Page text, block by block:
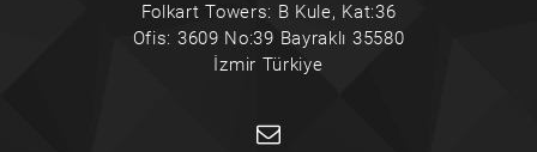
Folkart Towers: B Kule, Kat:36
Ofis: 3609 No:39 Bayraklı 35580
İzmir Türkiye